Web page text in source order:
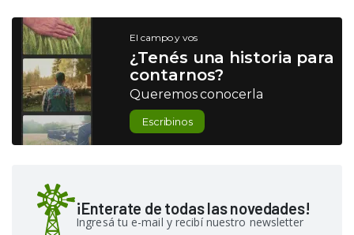
El campo y vos
¿Tenés una historia para
contarnos?
Queremos conocerla
Escribinos
¡Enterate de todas las novedades!
Ingresá tu e-mail y recibí nuestro newsletter